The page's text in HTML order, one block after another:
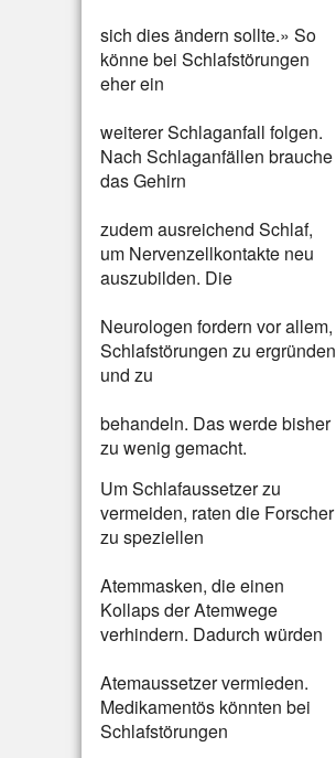
sich dies ändern sollte.» So
könne bei Schlafstörungen
eher ein
weiterer Schlaganfall folgen.
Nach Schlaganfällen brauche
das Gehirn
zudem ausreichend Schlaf,
um Nervenzellkontakte neu
auszubilden. Die
Neurologen fordern vor allem,
Schlafstörungen zu ergründen
und zu
behandeln. Das werde bisher
zu wenig gemacht.
Um Schlafaussetzer zu
vermeiden, raten die Forscher
zu speziellen
Atemmasken, die einen
Kollaps der Atemwege
verhindern. Dadurch würden
Atemaussetzer vermieden.
Medikamentös könnten bei
Schlafstörungen